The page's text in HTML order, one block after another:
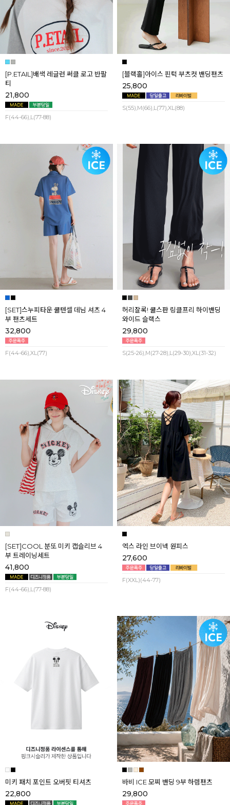
[P.ETAIL]배색 레글런 써클 로고 반팔
티
21,800
F(44-66),L(77-88)
[블랙홀]아이스 핀턱 부츠컷 밴딩팬츠
25,800
S(55),M(66),L(77),XL(88)
[SET]스누피타운 쿨텐셀 데님 셔츠 4
부 팬츠세트
32,800
F(44-66),XL(77)
허리잘록! 쿨스판 링클프리 하이밴딩
와이드 슬랙스
29,800
S(25-26),M(27-28),L(29-30),XL(31-32)
[SET]COOL 분또 미키 캡슬리브 4
부 트레이닝세트
41,800
F(44-66),L(77-88)
엑스 라인 브이넥 원피스
27,600
F(XXL)(44-77)
미키 패치 포인트 오버핏 티셔츠
22,800
바비 ICE 모찌 밴딩 9부 하렘팬츠
29,800